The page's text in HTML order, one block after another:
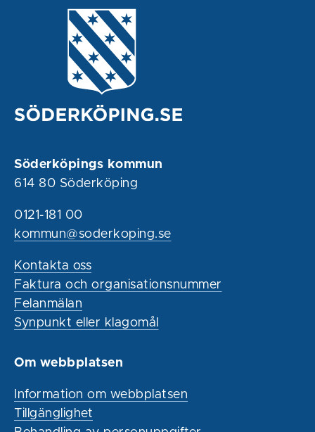
Söderköpings kommun
614 80 Söderköping
0121-181 00
kommun@soderkoping.se
Kontakta oss
Faktura och organisationsnummer
Felanmälan
Synpunkt eller klagomål
Om webbplatsen
Information om webbplatsen
Tillgänglighet